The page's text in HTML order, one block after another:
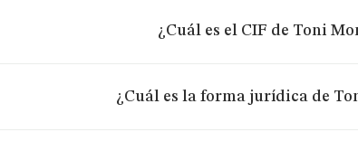
¿Cuál es el CIF de Toni
¿Cuál es la forma jurídica de